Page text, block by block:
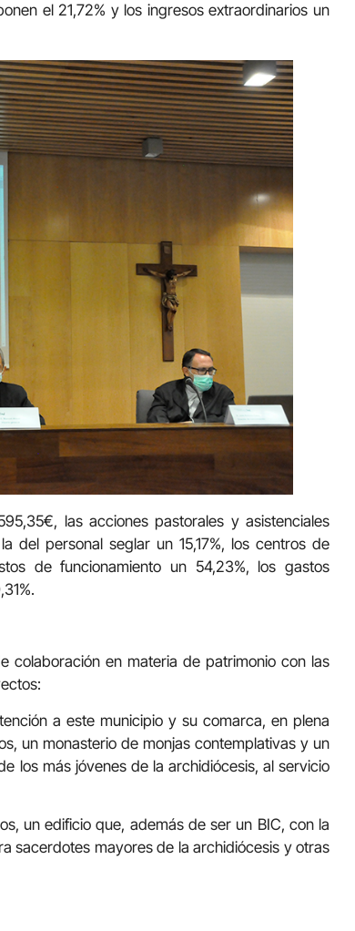
el 21,72% y los ingresos extraordinarios un
las acciones pastorales y asistenciales
del personal seglar un 15,17%, los centros de
de funcionamiento un 54,23%, los gastos
colaboración en materia de patrimonio con las
a este municipio y su comarca, en plena
un monasterio de monjas contemplativas y un
los más jóvenes de la archidiócesis, al servicio
un edificio que, además de ser un BIC, con la
sacerdotes mayores de la archidiócesis y otras